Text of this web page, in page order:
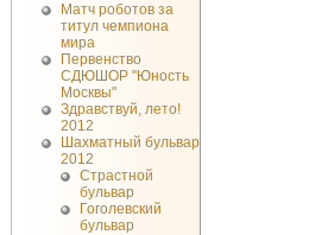
Матч роботов за
титул чемпиона
мира
Первенство
СДЮШОР "Юность
Москвы"
Здравствуй, лето!
2012
Шахматный бульвар
2012
Страстной
бульвар
Гоголевский
бульвар